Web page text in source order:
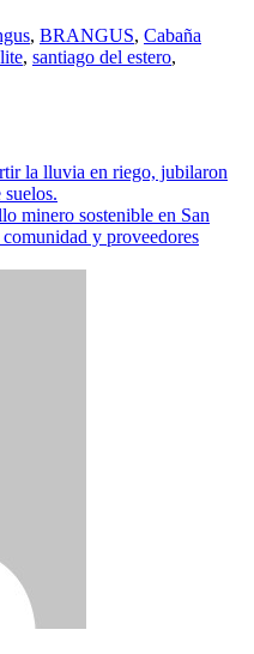
, BRANGUS, Cabaña
, santiago del estero,
la lluvia en riego, jubilaron
minero sostenible en San
y proveedores